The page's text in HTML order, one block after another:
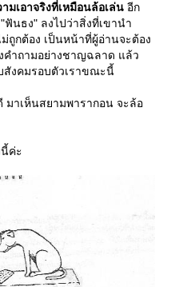
มเอาจริงที่เหมือนล้อเล่น อีก
นธง" ลงไปว่าสิ่งที่เขานำ
ถูกต้อง เป็นหน้าที่ผู้อ่านจะต้อง
คำถามอย่างชาญฉลาด แล้ว
สังคมรอบตัวเราขณะนี้
มาเห็นสยามพารากอน จะล้อ
ค่ะ